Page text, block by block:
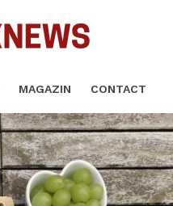
MAGAZIN CONTACT